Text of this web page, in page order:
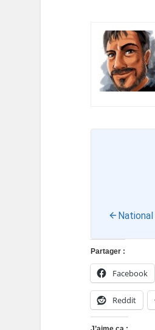
Partager :
Facebook
Reddit